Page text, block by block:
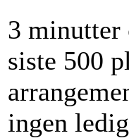
3 minutter
siste 500
ingen